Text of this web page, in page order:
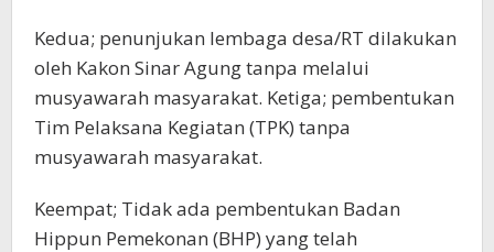
Kedua; penunjukan lembaga desa/RT dilakukan
oleh Kakon Sinar Agung tanpa melalui
musyawarah masyarakat. Ketiga; pembentukan
Tim Pelaksana Kegiatan (TPK) tanpa
musyawarah masyarakat.
Keempat; Tidak ada pembentukan Badan
Hippun Pemekonan (BHP) yang telah